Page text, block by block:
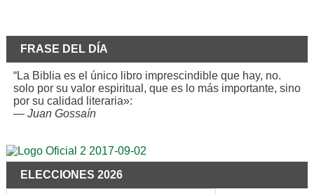
FRASE DEL DÍA
“La Biblia es el único libro imprescindible que hay, no.
solo por su valor espiritual, que es lo más importante, sino
por su calidad literaria»:
— Juan Gossaín
ELECCIONES 2026